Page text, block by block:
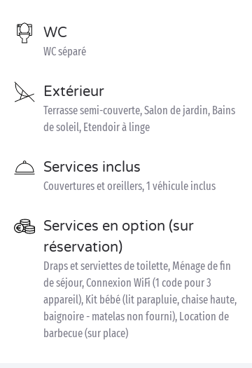
WC
WC séparé
Extérieur
Terrasse semi-couverte, Salon de jardin, Bains
de soleil, Etendoir à linge
Services inclus
Couvertures et oreillers, 1 véhicule inclus
Services en option (sur
réservation)
Draps et serviettes de toilette, Ménage de fin
de séjour, Connexion WiFi (1 code pour 3
appareil), Kit bébé (lit parapluie, chaise haute,
baignoire - matelas non fourni), Location de
barbecue (sur place)